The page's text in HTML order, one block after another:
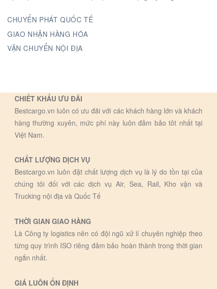
CHUYỂN PHÁT QUỐC TẾ
GIAO NHẬN HÀNG HÓA
VẬN CHUYỂN NỘI ĐỊA
CHIẾT KHẤU ƯU ĐÃI
Bestcargo.vn luôn có ưu đãi với các khách hàng lớn và khách
hàng thường xuyên, mức phí này luôn đảm bảo tôt nhất tại
Việt Nam.
CHẤT LƯỢNG DỊCH VỤ
Bestcargo.vn luôn đặt chất lượng dịch vụ là lý do tồn tại của
chúng tôi đối với các dịch vụ Air, Sea, Rail, Kho vận và
Trucking nội địa và Quốc Tế
THỜI GIAN GIAO HÀNG
Là Công ty logistics nên có đội ngũ xử lí chuyên nghiệp theo
từng quy trình ISO riêng đảm bảo hoàn thành trong thời gian
ngắn nhất.
GIÁ LUÔN ỔN ĐỊNH